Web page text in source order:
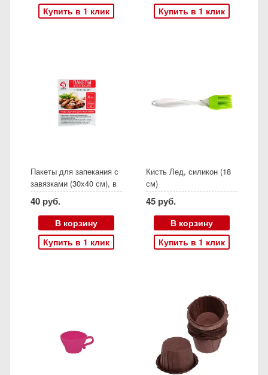
Купить в 1 клик
Купить в 1 клик
Пакеты для запекания с
завязками (30х40 см), в
упаковке 6 штук
40 руб.
В корзину
Купить в 1 клик
Кисть Лед, силикон (18
см)
45 руб.
В корзину
Купить в 1 клик